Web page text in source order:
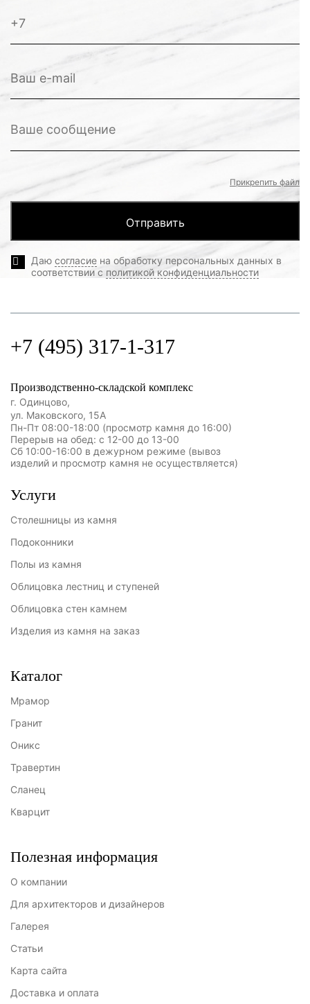
Прикрепить файл
Даю согласие на обработку персональных данных в
соответствии с политикой конфиденциальности
+7 (495) 317-1-317
Производственно-складской комплекс
г. Одинцово,
ул. Маковского, 15А
Пн-Пт 08:00-18:00 (просмотр камня до 16:00)
Перерыв на обед: с 12-00 до 13-00
Сб 10:00-16:00 в дежурном режиме (вывоз
изделий и просмотр камня не осуществляется)
Услуги
Столешницы из камня
Подоконники
Полы из камня
Облицовка лестниц и ступеней
Облицовка стен камнем
Изделия из камня на заказ
Каталог
Мрамор
Гранит
Оникс
Травертин
Сланец
Кварцит
Полезная информация
О компании
Для архитекторов и дизайнеров
Галерея
Статьи
Карта сайта
Доставка и оплата